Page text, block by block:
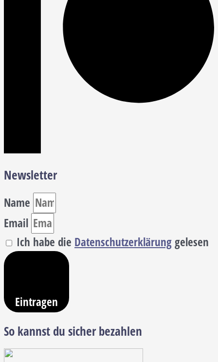
Newsletter
Name
Email
Ich habe die Datenschutzerklärunggelesen
Eintragen
So kannst du sicher bezahlen